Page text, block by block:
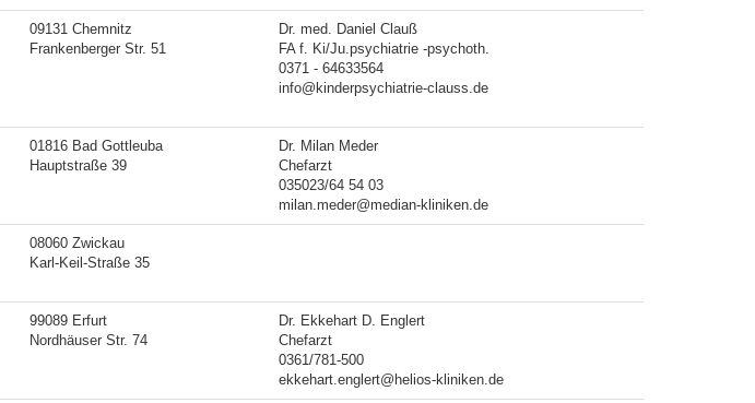
09131 Chemnitz
Frankenberger Str. 51
Dr. med. Daniel Clauß
FA f. Ki/Ju.psychiatrie -psychoth.
0371 - 64633564
info@kinderpsychiatrie-clauss.de
01816 Bad Gottleuba
Hauptstraße 39
Dr. Milan Meder
Chefarzt
035023/64 54 03
milan.meder@median-kliniken.de
08060 Zwickau
Karl-Keil-Straße 35
99089 Erfurt
Nordhäuser Str. 74
Dr. Ekkehart D. Englert
Chefarzt
0361/781-500
ekkehart.englert@helios-kliniken.de